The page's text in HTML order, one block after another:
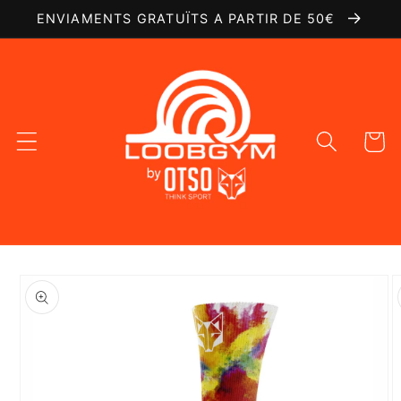
directamente
al contenido
ENVIAMENTS GRATUÏTS A PARTIR DE 50€
Carrito
a la
información